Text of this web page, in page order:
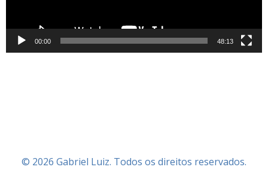
00:00 48:13
© 2026 Gabriel Luiz. Todos os direitos reservados.